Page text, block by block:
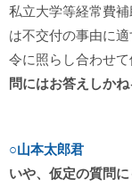
私立大学等経常費
は不交付の事由に
令に照らし合わせて
問にはお答えしか
○山本太郎君
いや、仮定の質問